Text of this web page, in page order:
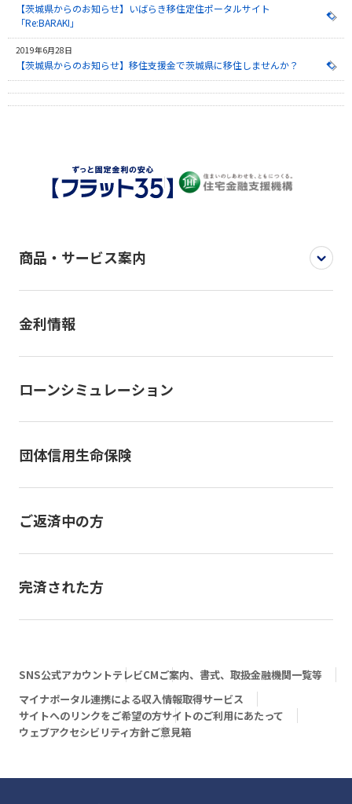
【茨城県からのお知らせ】いばらき移住定住ポータルサイト
「Re:BARAKI」
2019年6月28日
【茨城県からのお知らせ】移住支援金で茨城県に移住しませんか？
商品・サービス案内
金利情報
ローンシミュレーション
団体信用生命保険
ご返済中の方
完済された方
SNS公式アカウントテレビCMご案内、書式、取扱金融機関一覧等
マイナポータル連携による収入情報取得サービス
サイトへのリンクをご希望の方サイトのご利用にあたって
ウェブアクセシビリティ方針ご意見箱